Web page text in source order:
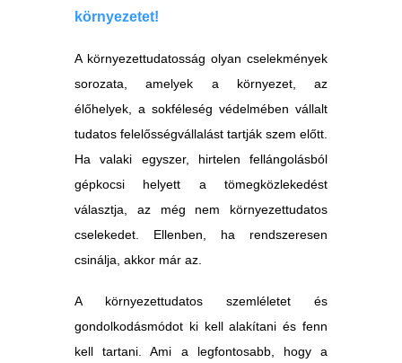
környezetet!
A környezettudatosság olyan cselekmények
sorozata, amelyek a környezet, az
élőhelyek, a sokféleség védelmében vállalt
tudatos felelősségvállalást tartják szem előtt.
Ha valaki egyszer, hirtelen fellángolásból
gépkocsi helyett a tömegközlekedést
választja, az még nem környezettudatos
cselekedet. Ellenben, ha rendszeresen
csinálja, akkor már az.
A környezettudatos szemléletet és
gondolkodásmódot ki kell alakítani és fenn
kell tartani. Ami a legfontosabb, hogy a